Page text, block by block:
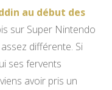
au début des
sur Super Nintendo
différente. Si
ses fervents
avoir pris un